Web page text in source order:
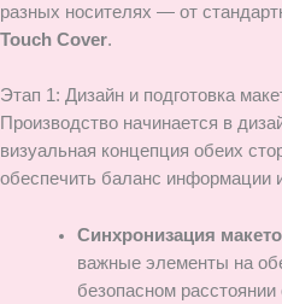
разных носителях — от
Touch Cover.
Этап 1: Дизайн и подготовка
Производство начинается в
визуальная концепция обеих
обеспечить баланс информации
Синхронизация
важные элементы на
безопасном расстоянии